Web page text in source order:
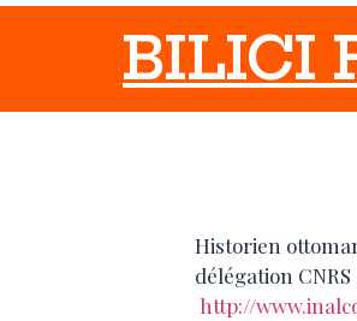
BILICI
Historien
délégation
http://